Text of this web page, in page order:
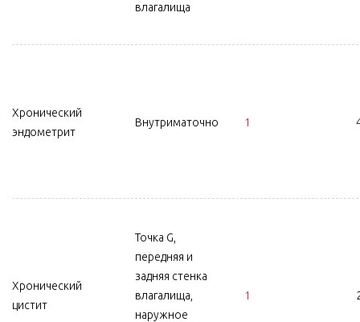
влагалища
Хронический
эндометрит
Внутриматочно 1
Хронический
цистит
Точка G,
передняя и
задняя стенка
влагалища,
наружное
1